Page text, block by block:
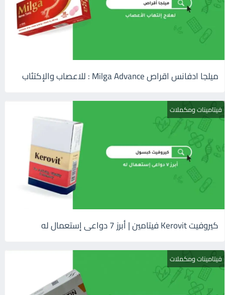
ميلجا ادفانس اقراص Milga Advance : للاعصاب والإكتئاب
فيتامينات ومكملات
كيروفيت Kerovit فيتامين | أبرز 7 دواعى إستعمال له
فيتامينات ومكملات